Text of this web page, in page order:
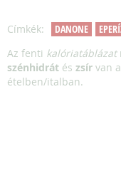
Címkék: DANONE
Az fenti kalóriatáblázat
szénhidrát és zsír van
ételben/italban.